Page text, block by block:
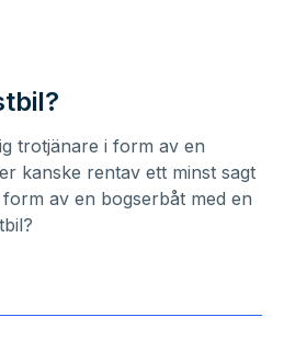
trotjänare i form av en
kanske rentav ett minst sagt
av en bogserbåt med en